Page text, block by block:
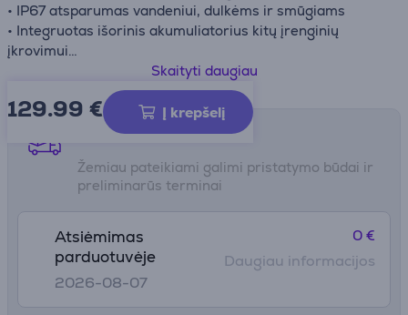
• IP67 atsparumas vandeniui, dulkėms ir smūgiams
• Integruotas išorinis akumuliatorius kitų įrenginių
įkrovimui
• Suderinama su JBL Portable programėle
Skaityti daugiau
129.99 € Į krepšelį
Pristatymo būdai
Žemiau pateikiami galimi pristatymo būdai ir
preliminarūs terminai
Atsiėmimas
parduotuvėje
2026-08-07
0 €
Daugiau informacijos